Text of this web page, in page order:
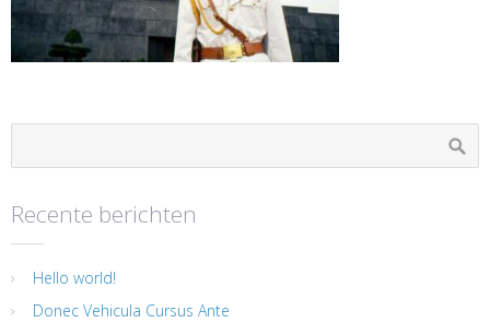
Recente berichten
Hello world!
Donec Vehicula Cursus Ante